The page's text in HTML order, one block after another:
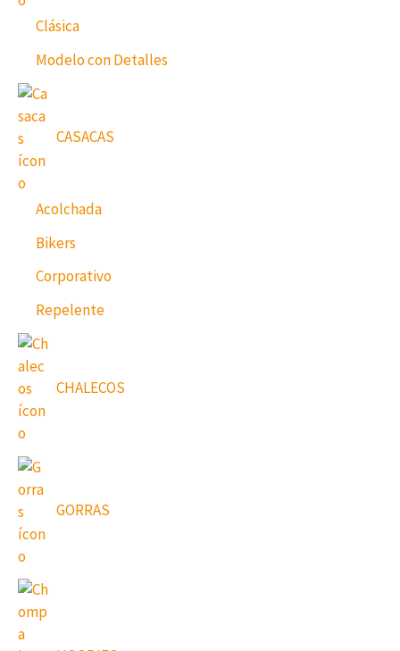
Clásica
Modelo con Detalles
CASACAS
Acolchada
Bikers
Corporativo
Repelente
CHALECOS
GORRAS